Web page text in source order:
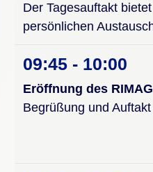
Der Tagesauftakt
persönlichen
09:45 - 10:00
Eröffnung des
Begrüßung und